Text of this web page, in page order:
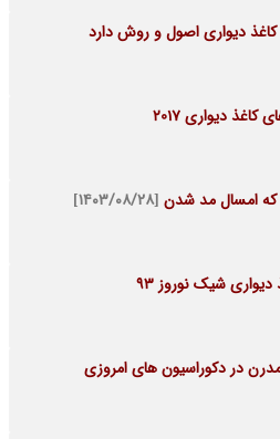
دیواری اصول و روش دارد
دیواری 2017
که امسال مد شدن [۱۴۰۳/۰۸/۲۸]
شیک نوروز 93
در دکوراسیون های امروزی